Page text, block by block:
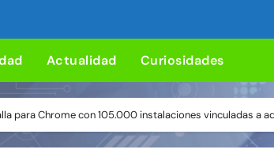
para sorprender con pocos ingredientes
ciberataques que interrumpen los servicios
de tu bandeja de entrada
Actualidad Curiosidades
para Chrome con 105.000 instalaciones vinculadas a